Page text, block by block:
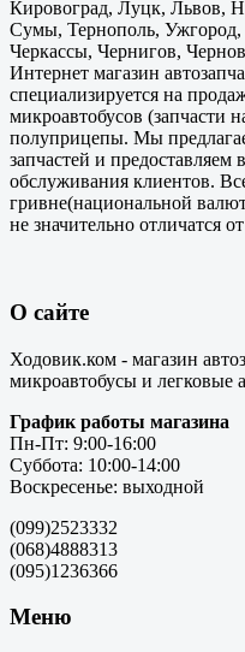
Кировоград, Луцк, Львов,
Сумы, Тернополь,
Черкассы, Чернигов,
Интернет магазин
специализируется на
микроавтобусов (запчасти
полуприцепы. Мы
запчастей и предоставляем
обслуживания клиентов.
гривне(национальной
не значительно отличатся
О сайте
Ходовик.ком - магазин
микроавтобусы и легковые
График работы магазина
Пн-Пт: 9:00-16:00
Суббота: 10:00-14:00
Воскресенье: выходной
(099)2523332
(068)4888313
(095)1236366
Меню